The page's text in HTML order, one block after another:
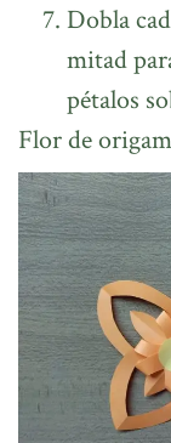
Dobla
mitad
pétalos
Flor de